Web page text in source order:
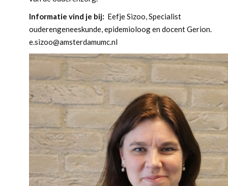
Informatie vind je bij: Eefje Sizoo, Specialist
ouderengeneeskunde, epidemioloog en docent Gerion.
e.sizoo@amsterdamumc.nl